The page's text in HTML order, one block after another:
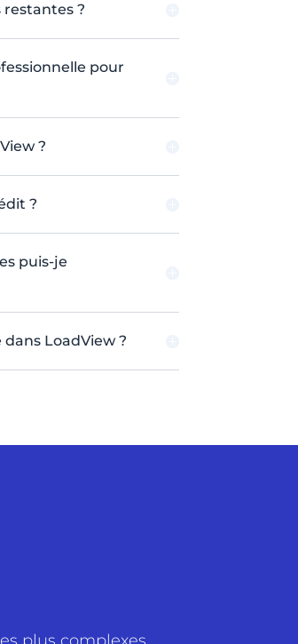
restantes ?
pour
?
?
puis-je
dans LoadView ?